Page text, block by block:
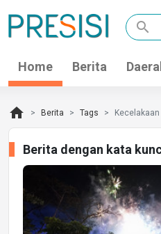
search
Home Berita
home Berita Tags
Berita dengan kata